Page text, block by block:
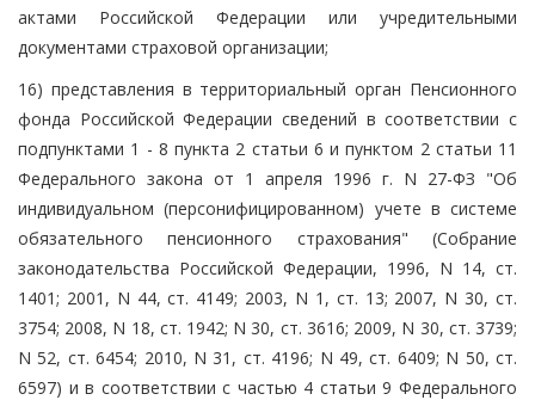
актами Российской Федерации или учредительными
документами страховой организации;
16) представления в территориальный орган Пенсионного
фонда Российской Федерации сведений в соответствии с
подпунктами 1 - 8 пункта 2 статьи 6 и пунктом 2 статьи 11
Федерального закона от 1 апреля 1996 г. N 27-ФЗ "Об
индивидуальном (персонифицированном) учете в системе
обязательного пенсионного страхования" (Собрание
законодательства Российской Федерации, 1996, N 14, ст.
1401; 2001, N 44, ст. 4149; 2003, N 1, ст. 13; 2007, N 30, ст.
3754; 2008, N 18, ст. 1942; N 30, ст. 3616; 2009, N 30, ст. 3739;
N 52, ст. 6454; 2010, N 31, ст. 4196; N 49, ст. 6409; N 50, ст.
6597) и в соответствии с частью 4 статьи 9 Федерального